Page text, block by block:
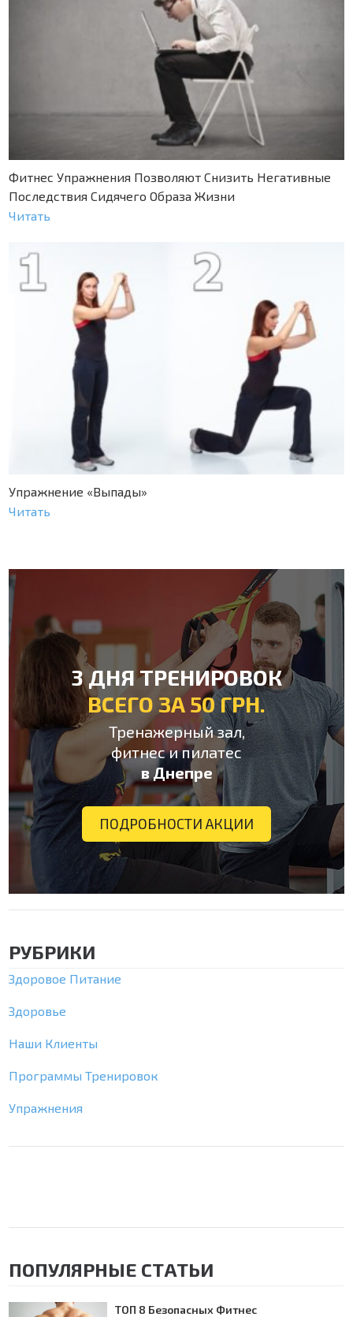
Фитнес Упражнения Позволяют Снизить Негативные
Последствия Сидячего Образа Жизни
Читать
Упражнение «Выпады»
Читать
3 ДНЯ ТРЕНИРОВОК
ВСЕГО ЗА 50 ГРН.
Тренажерный зал,
фитнес и пилатес
в Днепре
ПОДРОБНОСТИ АКЦИИ
РУБРИКИ
Здоровое Питание
Здоровье
Наши Клиенты
Программы Тренировок
Упражнения
ПОПУЛЯРНЫЕ СТАТЬИ
ТОП 8 Безопасных Фитнес